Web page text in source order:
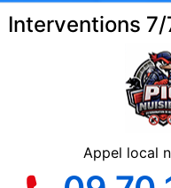
Interventions
Appel local